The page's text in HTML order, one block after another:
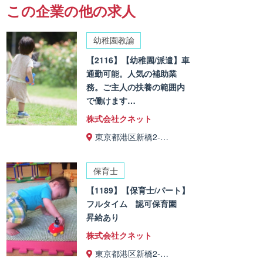
この企業の他の求人
幼稚園教諭
【2116】【幼稚園/派遣】車
通勤可能。人気の補助業
務。ご主人の扶養の範囲内
で働けます…
株式会社クネット
東京都港区新橋2-…
保育士
【1189】【保育士/パート】
フルタイム 認可保育園
昇給あり
株式会社クネット
東京都港区新橋2-…